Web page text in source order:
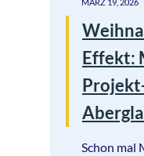
Effekt:
Schon mal